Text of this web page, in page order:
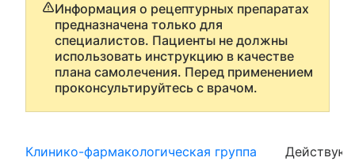
Информация о рецептурных препаратах
предназначена только для
специалистов. Пациенты не должны
использовать инструкцию в качестве
плана самолечения. Перед применением
проконсультируйтесь с врачом.
Клинико-фармакологическая группа